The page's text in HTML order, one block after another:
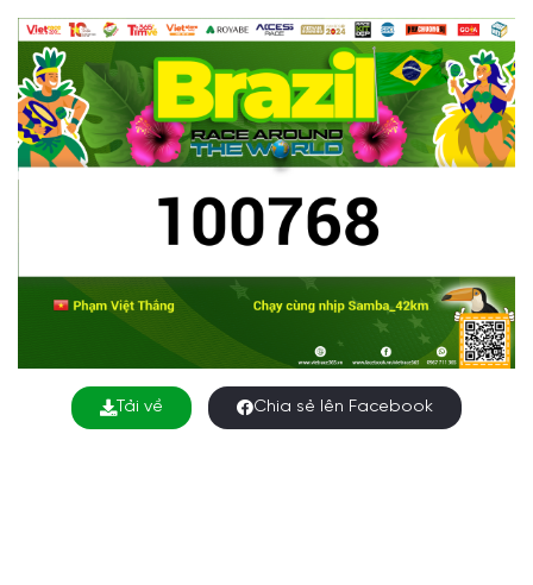
Tải về Chia sẻ lên Facebook